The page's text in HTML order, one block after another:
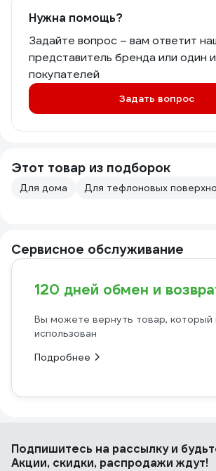
Нужна помощь?
Задайте вопрос – вам ответит
представитель бренда или один
покупателей
Задать вопрос
Этот товар из подборок
Для дома Для тефлоновых
Сервисное обслуживание
120 дней обмен и
Вы можете вернуть товар, который
использован
Подробнее
Подпишитесь на рассылкуи
Акции, скидки, распродажи ждут!